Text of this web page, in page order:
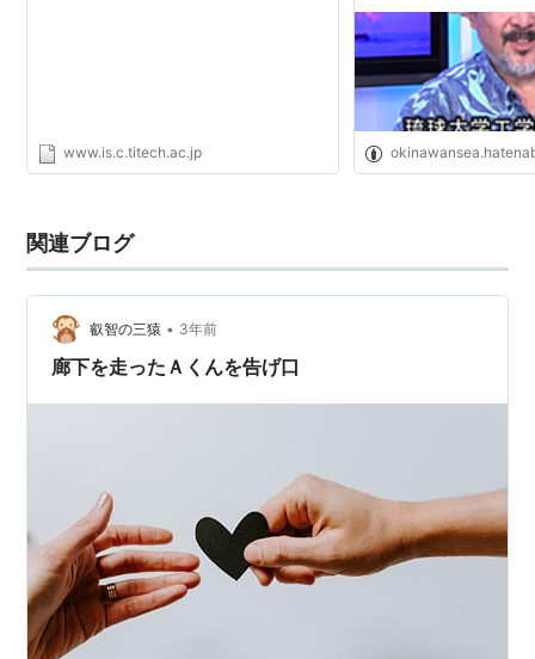
www.is.c.titech.ac.jp
強要している件 - ご
ん
関連ブログ
叡智の三猿 • 3年前
廊下を走ったＡくんを告げ口